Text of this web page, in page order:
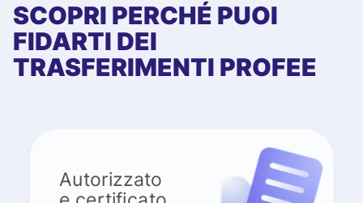
SCOPRI PERCHÉ PUOI
FIDARTI DEI
TRASFERIMENTI PROFEE
Autorizzato